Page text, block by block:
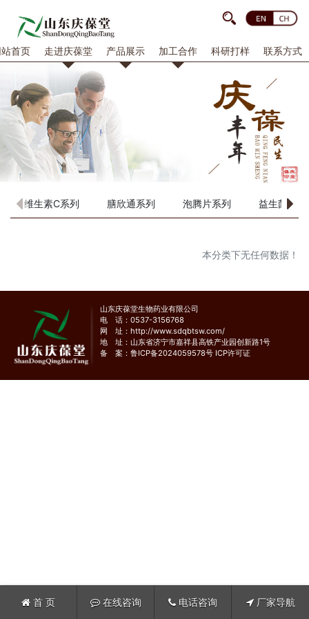
首页 走进庆葆堂 产品展示 加工合作 科研打样 联系方式
维生素C系列 膳欣通系列 泡腾片系列 益生菌系列
本分类下无任何数据！
山东庆葆堂生物药业有限公司
电 话：0537-3156768
网 址： http://www.sdqbtsw.com/
地 址：山东省济宁市嘉祥县高铁产业园创新路1号
备 案： 鲁ICP备2024059578号ICP许可证
首 页 在线咨询 电话咨询 厂家导航